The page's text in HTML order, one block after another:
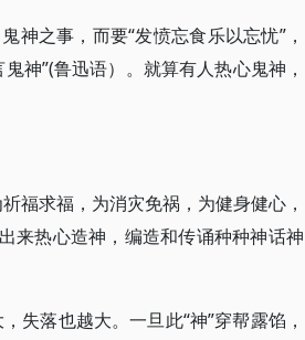
神之事，而要“发愤忘食乐以忘忧”，
神”(鲁迅语）。就算有人热心鬼神，
福求福，为消灾免祸，为健身健心，
来热心造神，编造和传诵种种神话神
失落也越大。一旦此“神”穿帮露馅，